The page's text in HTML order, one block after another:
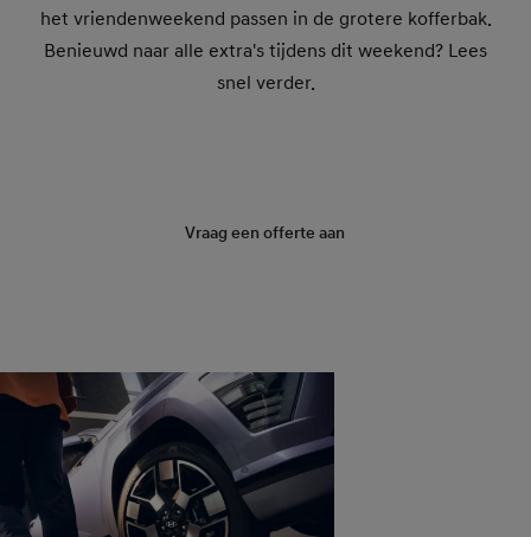
het vriendenweekend passen in de grotere kofferbak.
Benieuwd naar alle extra's tijdens dit weekend? Lees
snel verder.
Vraag een offerte aan